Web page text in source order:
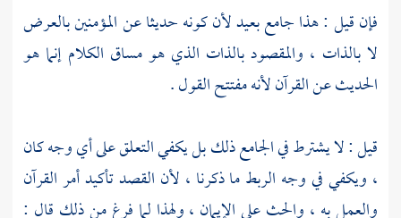
فإن قيل : هذا جامع بعيد لأن كونه حديثا عن المؤمنين بالعرض
لا بالذات ، والمقصود بالذات الذي هو مساق الكلام إنما هو
الحديث عن القرآن لأنه مفتتح القول .
قيل : لا يشترط في الجامع ذلك بل يكفي التعلق على أي وجه كان
، ويكفي في وجه الربط ما ذكرنا ، لأن القصد تأكيد أمر القرآن
والعمل به ، والحث على الإيمان ، ولهذا لما فرغ من ذلك قال :